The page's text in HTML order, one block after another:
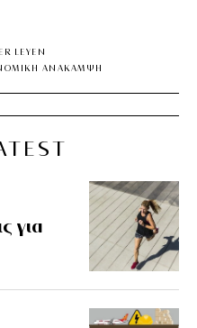
LEYEN
ΑΝΑΚΑΜΨΗ
για